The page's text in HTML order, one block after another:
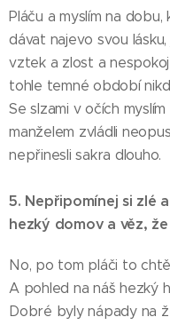
Pláču a myslím na
dávat najevo svou
vztek a zlost a
tohle temné období
Se slzami v očích
manželem zvládli
nepřinesli sakra dlouho.
5. Nepřipomínej si zlé
hezký domov a věz,
No, po tom pláči to
A pohled na náš hezký
Dobré byly nápady na